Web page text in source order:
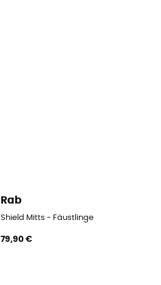
Rab
Shield Mitts - Fäustlinge
79,90 €